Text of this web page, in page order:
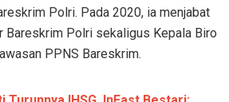
Polri. Pada 2020, ia menjabat
Bareskrim Polri sekaligus Kepala Biro
PPNS Bareskrim.